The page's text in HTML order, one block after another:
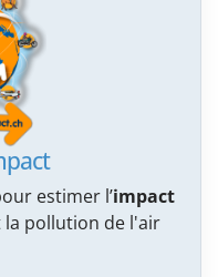
estimer l’impact
pollution de l'air